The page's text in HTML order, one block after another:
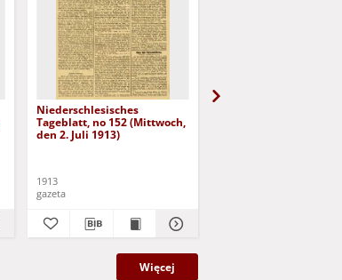
Niederschlesisches
Tageblatt, no 152 (Mittwoch,
den 2. Juli 1913)
1913
gazeta
Więcej